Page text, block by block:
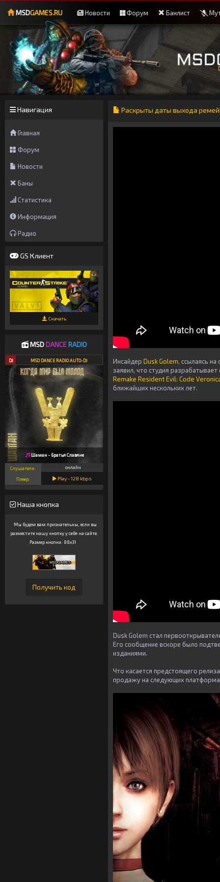
MSDGAMES.RU Новости Форум Банлист
Навигация
Главная
Форум
Новости
Баны
Статистика
Информация
Радио
GS Клиент
Скачать
MSDDANCE RADIO
DJ MSD DANCE RADIO AUTO-DJ
Шаман - Братья Славяне
Слушатели: онлайн
Плеер: Play -128 kbps
Наша кнопка
Мы будем вам признательны, если вы
разместите нашу кнопку у себя на сайте.
Размер кнопки: 88x31
Раскрыты даты выхода
Инсайдер Dusk Golem, ссылаясь
заявил, что студия
Remake Resident Evil: Code
ближайших нескольких лет.
Dusk Golem стал
Его сообщение вскоре было
изданиями.
Что касается предстоящего
продажу на следующих